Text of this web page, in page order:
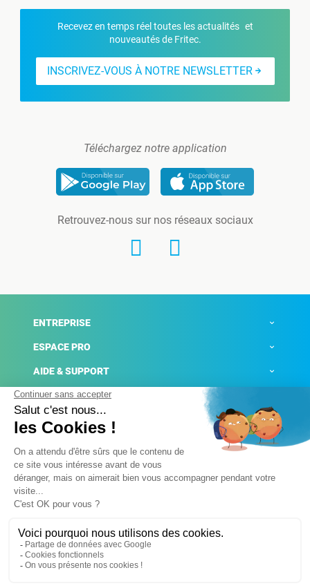
Recevez en temps réel toutes les actualités et
nouveautés de Fritec.
INSCRIVEZ-VOUS À NOTRE NEWSLETTER
Téléchargez notre application
Retrouvez-nous sur nos réseaux sociaux
ENTREPRISE
ESPACE PRO
AIDE & SUPPORT
ACTUALITÉS
Mentions légales
Conditions générales de ventes
Plateforme de signalement